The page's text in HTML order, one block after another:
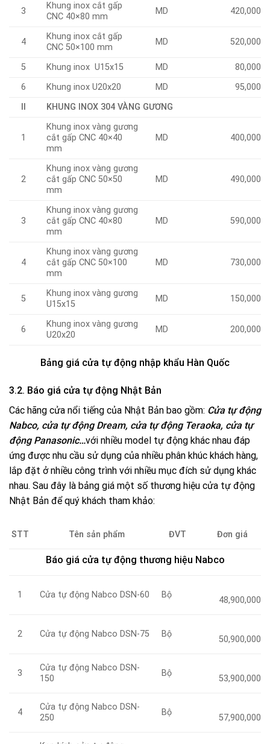
3
Khung inox cắt gấp
CNC 40×80 mm
MD 420,000
4
Khung inox cắt gấp
CNC 50×100 mm
MD 520,000
5 Khung inox U15x15 MD
80,000
6
Khung inox U20x20 MD
95,000
KHUNG INOX 304 VÀNG GƯƠNG
1
Khung inox vàng gương
cắt gấp CNC 40×40
mm
MD 400,000
2
Khung inox vàng gương
cắt gấp CNC 50×50
mm
MD 490,000
3
Khung inox vàng gương
cắt gấp CNC 40×80
mm
MD 590,000
4
Khung inox vàng gương
cắt gấp CNC 50×100
mm
MD 730,000
5
Khung inox vàng gương
U15x15
MD 150,000
6
Khung inox vàng gương
U20x20
MD 200,000
Bảng giá cửa tự động nhập khẩu Hàn Quốc
3.2. Báo giá cửa tự động Nhật Bản
Các hãng cửa nổi tiếng của Nhật Bản bao gồm: Cửa tự động
Nabco, cửa tự động Dream, cửa tự động Teraoka, cửa tự
động Panasonic…với nhiều model tự động khác nhau đáp
ứng được nhu cầu sử dụng của nhiều phân khúc khách hàng,
lắp đặt ở nhiều công trình với nhiều mục đích sử dụng khác
nhau. Sau đây là bảng giá một số thương hiệu cửa tự động
Nhật Bản để quý khách tham khảo:
STT Tên sản phẩm ĐVT Đơn giá
Báo giá cửa tự động thương hiệu Nabco
1 Cửa tự động Nabco DSN-60 Bộ
48,900,000
2 Cửa tự động Nabco DSN-75 Bộ
50,900,000
3
Cửa tự động Nabco DSN-
150
Bộ
53,900,000
4
Cửa tự động Nabco DSN-
250
Bộ
57,900,000